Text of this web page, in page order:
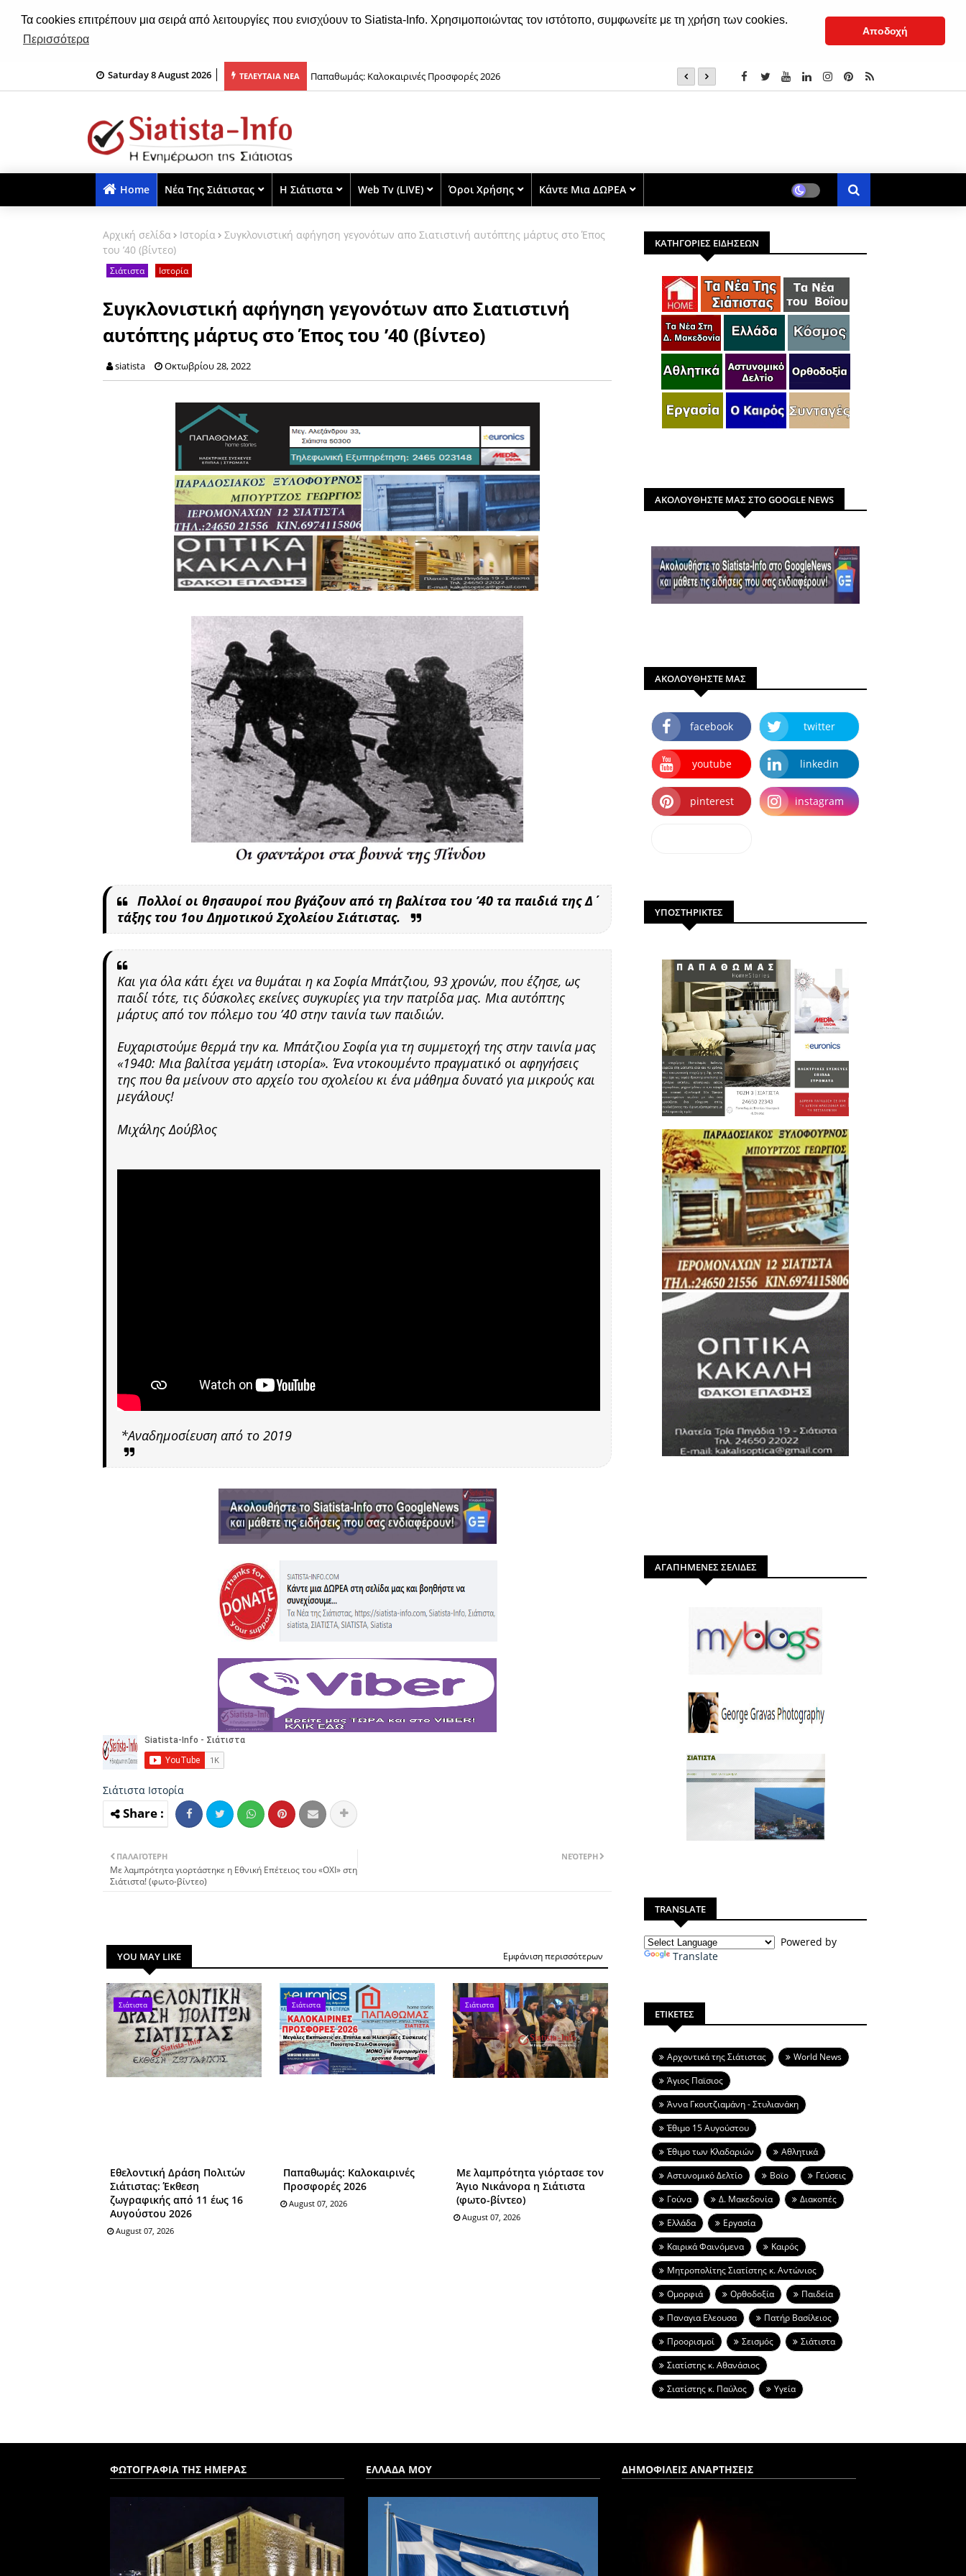
Τα cookies επιτρέπουν μια σειρά από λειτουργίες που ενισχύουν το Siatista-Info. Χρησιμοποιώντας τον ιστότοπο, συμφωνείτε με τη χρήση των cookies.
Περισσότερα
Αποδοχή
Saturday 8 August 2026 ΤΕΛΕΥΤΑΙΑ ΝΕΑ
Σιάτιστας: Έκθεση ζωγραφικής από 11 έως 16 Αυγούστου 2026 Παπαθωμάς: Καλοκαιρινές Προσφορές 2026 Κολοκυθοκεφτέδες με μυρωδικά
Home Νέα Της Σιάτιστας Η Σιάτιστα Web Tv (LIVE) Όροι Χρήσης Κάντε Μια ΔΩΡΕΑ
Αρχική σελίδα Iστορία
Συγκλονιστική αφήγηση γεγονότων απο Σιατιστινή αυτόπτης μάρτυς στο Έπος
του ’40 (βίντεο)
Σιάτιστα Iστορία
Συγκλονιστική αφήγηση γεγονότων απο Σιατιστινή
αυτόπτης μάρτυς στο Έπος του ’40 (βίντεο)
siatista Οκτωβρίου 28, 2022
Πολλοί οι θησαυροί που βγάζουν από τη βαλίτσα του ’40 τα παιδιά της Δ΄
τάξης του 1ου Δημοτικού Σχολείου Σιάτιστας.
Και για όλα κάτι έχει να θυμάται η κα Σοφία Μπάτζιου, 93 χρονών, που έζησε, ως
παιδί τότε, τις δύσκολες εκείνες συγκυρίες για την πατρίδα μας. Μια αυτόπτης
μάρτυς από τον πόλεμο του ’40 στην ταινία των παιδιών.
Ευχαριστούμε θερμά την κα. Μπάτζιου Σοφία για τη συμμετοχή της στην ταινία μας
«1940: Μια βαλίτσα γεμάτη ιστορία». Ένα ντοκουμέντο πραγματικό οι αφηγήσεις
της που θα μείνουν στο αρχείο του σχολείου κι ένα μάθημα δυνατό για μικρούς και
μεγάλους!
Μιχάλης Δούβλος
*Αναδημοσίευση από το 2019
Σιάτιστα Iστορία
ΝΕΌΤΕΡΗ
ΠΑΛΑΙΌΤΕΡΗ
Με λαμπρότητα γιορτάστηκε η Eθνική Eπέτειος του «ΟΧΙ» στη
Σιάτιστα! (φωτο-βίντεο)
YOU MAY LIKE Εμφάνιση περισσότερων
Σιάτιστα
Εθελοντική Δράση Πολιτών
Σιάτιστας: Έκθεση
ζωγραφικής από 11 έως 16
Αυγούστου 2026
August 07, 2026
Σιάτιστα
Παπαθωμάς: Καλοκαιρινές
Προσφορές 2026
August 07, 2026
Σιάτιστα
Με λαμπρότητα γιόρτασε τον
Άγιο Νικάνορα η Σιάτιστα
(φωτο-βίντεο)
August 07, 2026
ΚΑΤΗΓΟΡΙΕΣ ΕΙΔΗΣΕΩΝ
ΑΚΟΛΟΥΘΗΣΤΕ ΜΑΣ ΣΤΟ GOOGLE NEWS
ΑΚΟΛΟΥΘΗΣΤΕ ΜΑΣ
facebook twitter
youtube linkedin
pinterest instagram
ΥΠΟΣΤΗΡΙΚΤΕΣ
ΑΓΑΠΗΜΕΝΕΣ ΣΕΛΙΔΕΣ
TRANSLATE
Powered by
Translate
ΕΤΙΚΕΤΕΣ
Aρχοντικά της Σιάτιστας
World News
Άγιος Παϊσιος
Άννα Γκουτζιαμάνη - Στυλιανάκη
Έθιμο 15 Αυγούστου
Έθιμο των Κλαδαριών
Αθλητικά
Αστυνομικό Δελτίο
Βοϊο
Γεύσεις
Γούνα
Δ. Μακεδονία
Διακοπές
Ελλάδα
Εργασία
Καιρικά Φαινόμενα
Καιρός
Μητροπολίτης Σιατίστης κ. Αντώνιος
Ομορφιά
Ορθοδοξία
Παιδεία
Παναγια Ελεουσα
Πατήρ Βασίλειος
Προορισμοί
Σεισμός
Σιάτιστα
Σιατίστης κ. Αθανάσιος
Σιατίστης κ. Παύλος
Υγεία
ΦΩΤΟΓΡΑΦΙΑ ΤΗΣ ΗΜΕΡΑΣ ΕΛΛΑΔΑ ΜΟΥ ΔΗΜΟΦΙΛΕΙΣ ΑΝΑΡΤΗΣΕΙΣ